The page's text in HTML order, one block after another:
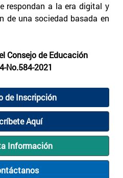
respondan a la era digital y
de una sociedad basada en
Consejo de Educación
No.584-2021
de Inscripción
Aquí
Información